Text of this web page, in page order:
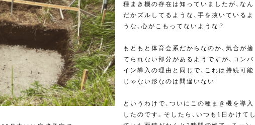
種まき機の存在は知っていましたが、なん
だかズルしてるような、手を抜いているよ
うな、心がこもってないような？
もともと体育会系だからなのか、気合が捨
てられない部分があるようですが、コンバ
イン導入の理由と同じで、これは持続可能
じゃない形なのは間違いない！
というわけで、ついにこの種まき機を導入
したのです。そしたら、いつも1日かけてし